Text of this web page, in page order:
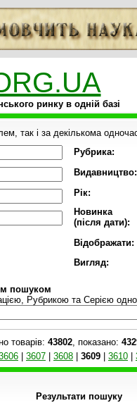
ринку в одній базі
так і за декількома
Рубрика:
Видавництво:
Рік:
Новинка
(після дати):
Відображати:
Вигляд:
пошуком
Рубрикою та Серією
товарів: 43802, показано:
3607 3608 3609 3610
Результати пошуку